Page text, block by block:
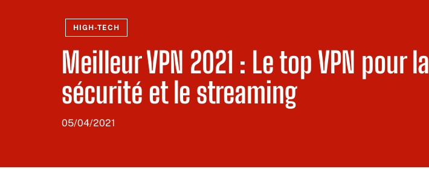
HIGH-TECH
Meilleur VPN 2021 : Le top VPN pour la
sécurité et le streaming
05/04/2021